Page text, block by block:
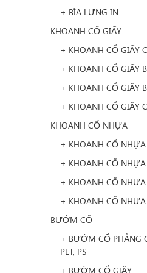
+ BÌA LƯNG IN
KHOANH CỔ GIẤY
+ KHOANH CỔ GIẤY
+ KHOANH CỔ GIẤY
+ KHOANH CỔ GIẤY
+ KHOANH CỔ GIẤY
KHOANH CỔ NHỰA
+ KHOANH CỔ NHỰA
+ KHOANH CỔ NHỰA
+ KHOANH CỔ NHỰA
+ KHOANH CỔ
BƯỚM CỔ
+ BƯỚM CỔ PHẲNG
PET, PS
+ BƯỚM CỔ GIẤY